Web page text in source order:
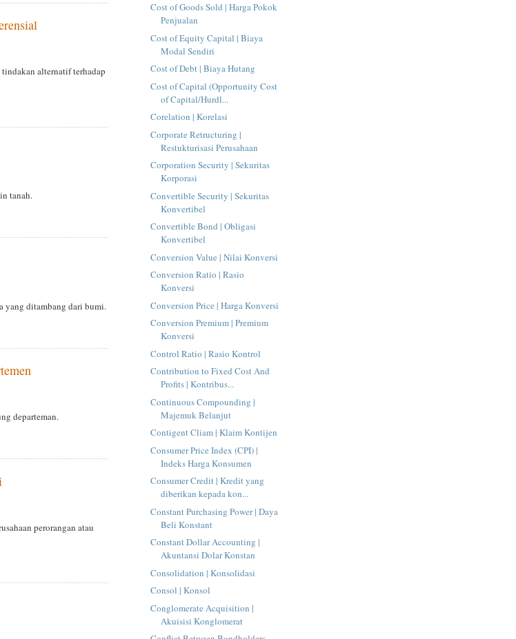
alternatif terhadap
tanah.
yang ditambang dari bumi.
departeman.
perorangan atau
Cost of Goods Sold | Harga Pokok
Penjualan
Cost of Equity Capital | Biaya
Modal Sendiri
Cost of Debt | Biaya Hutang
Cost of Capital (Opportunity Cost
of Capital/Hurdl...
Corelation | Korelasi
Corporate Retructuring |
Restukturisasi Perusahaan
Corporation Security | Sekuritas
Korporasi
Convertible Security | Sekuritas
Konvertibel
Convertible Bond | Obligasi
Konvertibel
Conversion Value | Nilai Konversi
Conversion Ratio | Rasio
Konversi
Conversion Price | Harga Konversi
Conversion Premium | Premium
Konversi
Control Ratio | Rasio Kontrol
Contribution to Fixed Cost And
Profits | Kontribus...
Continuous Compounding |
Majemuk Belanjut
Contigent Cliam | Klaim Kontijen
Consumer Price Index (CPI) |
Indeks Harga Konsumen
Consumer Credit | Kredit yang
diberikan kepada kon...
Constant Purchasing Power | Daya
Beli Konstant
Constant Dollar Accounting |
Akuntansi Dolar Konstan
Consolidation | Konsolidasi
Consol | Konsol
Conglomerate Acquisition |
Akuisisi Konglomerat